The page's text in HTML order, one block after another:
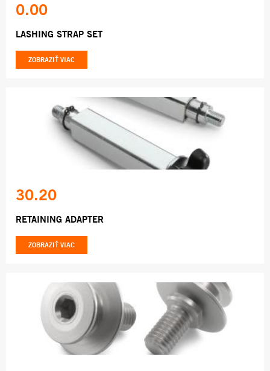
0.00
LASHING STRAP SET
ZOBRAZIŤ VIAC
30.20
RETAINING ADAPTER
ZOBRAZIŤ VIAC